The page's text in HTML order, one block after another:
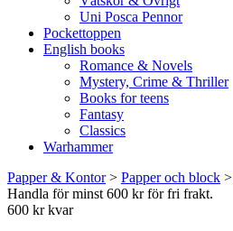
Uni Posca Pennor
Pockettoppen
English books
Romance & Novels
Mystery, Crime & Thriller
Books for teens
Fantasy
Classics
Warhammer
Papper & Kontor> Papper och block >
Handla för minst 600 kr för fri frakt.
600 kr kvar